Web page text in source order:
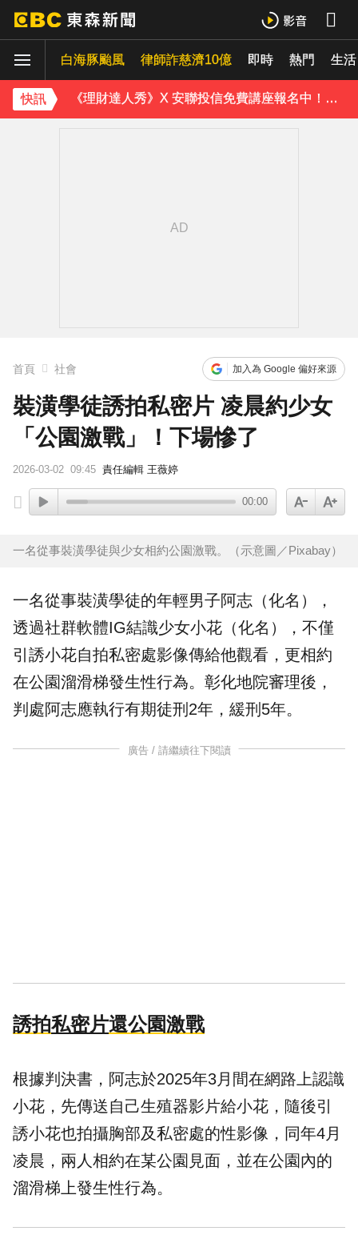
白海豚颱風 律師詐慈濟10億 即時 熱門 生活
快訊
神秘！ 「隱形部隊」藏河濱公園 藏身草坪難察覺
《理財達人秀》X 安聯投信免費講座報名中！搶先卡位 2027
首頁 社會 加入為 Google 偏好來源
裝潢學徒誘拍私密片 凌晨約少女
「公園激戰」！下場慘了
2026-03-02 09:45 責任編輯 王薇婷
00:00
一名從事裝潢學徒與少女相約公園激戰。（示意圖／Pixabay）
一名從事裝潢學徒的年輕男子阿志（化名），
透過社群軟體IG結識少女小花（化名），不僅
引誘小花自拍私密處影像傳給他觀看，更相約
在公園溜滑梯發生性行為。彰化地院審理後，
判處阿志應執行有期徒刑2年，緩刑5年。
廣告 / 請繼續往下閱讀
誘拍私密片還公園激戰
根據判決書 ，阿志於2025年3月間在網路上認識
小花，先傳送自己生殖器影片給小花，隨後引
誘小花也拍攝胸部及私密處的性影像，同年4月
凌晨，兩人相約在某公園見面，並在公園內的
溜滑梯上發生性行為。